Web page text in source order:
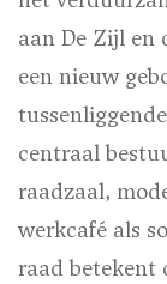
aan De Zijl en
een nieuw
centraal
raadzaal,
werkcafé als
raad betekent